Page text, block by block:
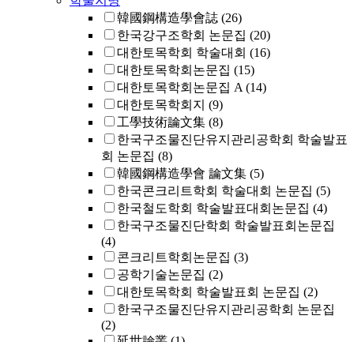
韓國鋼構造學會誌 (26)
한국강구조학회 논문집 (20)
대한토목학회 학술대회 (16)
대한토목학회논문집 (15)
대한토목학회논문집 A (14)
대한토목학회지 (9)
工學技術論文集 (8)
한국구조물진단유지관리공학회 학술발표
회 논문집 (8)
韓國鋼構造學會 論文集 (5)
한국콘크리트학회 학술대회 논문집 (5)
한국철도학회 학술발표대회논문집 (4)
한국구조물진단학회 학술발표회논문집
(4)
콘크리트학회논문집 (3)
공학기술논문집 (2)
대한토목학회 학술발표회 논문집 (2)
한국구조물진단유지관리공학회 논문집
(2)